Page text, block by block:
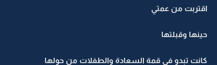
اقتربت من عمتي
حينها وقبلتها
كانت تبدو في قمة السعادة والطفلات من حولها